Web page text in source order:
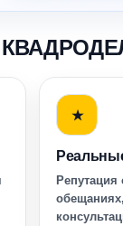
★
Репутация